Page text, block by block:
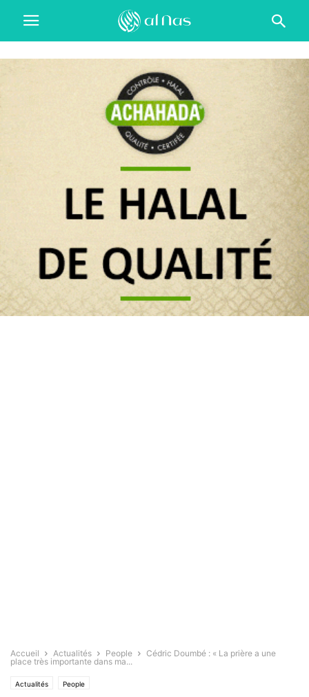
Accueil Actualités People
Cédric Doumbé : « La prière a une
place très importante dans ma...
Actualités People